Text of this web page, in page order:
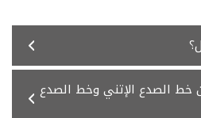
خط الصدع الإتني وخط الصدع